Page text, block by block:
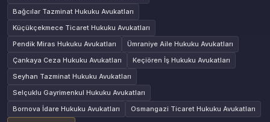
Bağcılar Tazminat Hukuku Avukatları
Küçükçekmece Ticaret Hukuku Avukatları
Pendik Miras Hukuku Avukatları
Ümraniye Aile Hukuku Avukatları
Çankaya Ceza Hukuku Avukatları
Keçiören İş Hukuku Avukatları
Seyhan Tazminat Hukuku Avukatları
Selçuklu Gayrimenkul Hukuku Avukatları
Bornova İdare Hukuku Avukatları
Osmangazi Ticaret Hukuku Avukatları